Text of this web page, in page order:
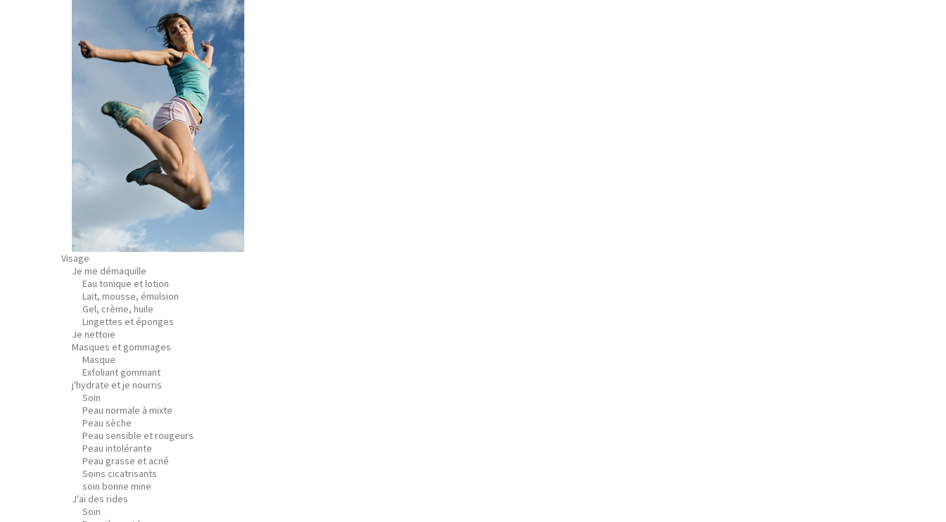
Visage
Je me démaquille
Eau tonique et lotion
Lait, mousse, émulsion
Gel, crème, huile
Lingettes et éponges
Je nettoie
Masques et gommages
Masque
Exfoliant gommant
j'hydrate et je nourris
Soin
Peau normale à mixte
Peau sèche
Peau sensible et rougeurs
Peau intolérante
Peau grasse et acné
Soins cicatrisants
soin bonne mine
J'ai des rides
Soin